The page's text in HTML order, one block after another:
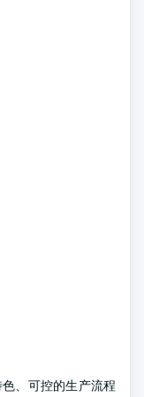
、可控的生产流程